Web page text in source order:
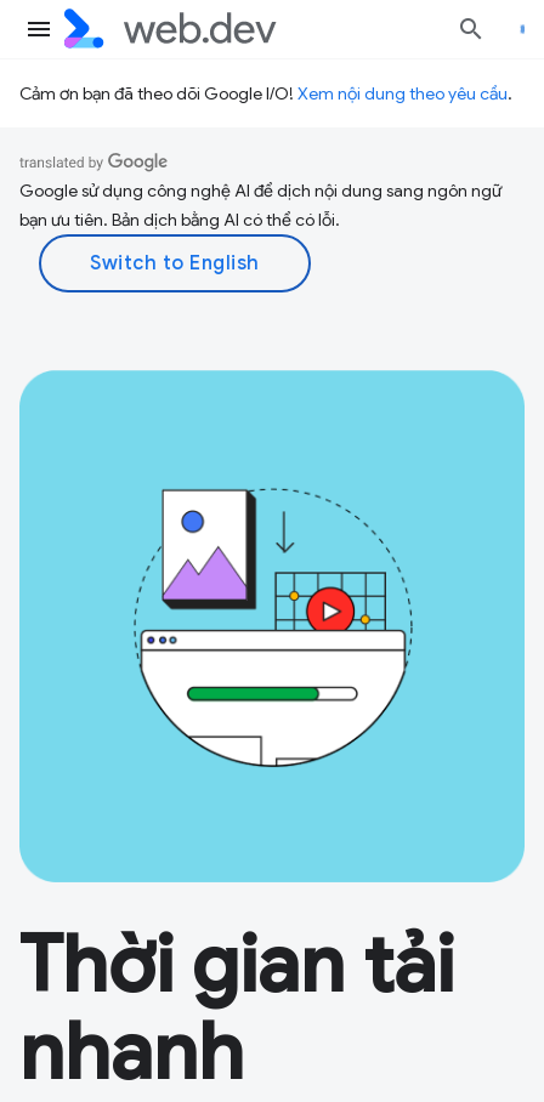
Cảm ơn bạn đã theo dõi Google I/O! Xem nội dung theo yêu cầu.
Google sử dụng công nghệ AI để dịch nội dung sang ngôn ngữ
bạn ưu tiên. Bản dịch bằng AI có thể có lỗi.
Thời gian tải
nhanh